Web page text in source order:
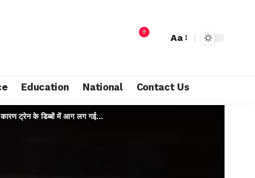
9
Aa
Education National Contact Us
ट्रेन के डिब्बों में आग लग गई…